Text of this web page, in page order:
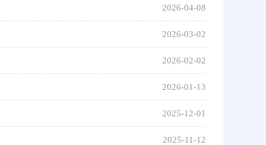
2026-04-08
2026-03-02
2026-02-02
2026-01-13
2025-12-01
2025-11-12